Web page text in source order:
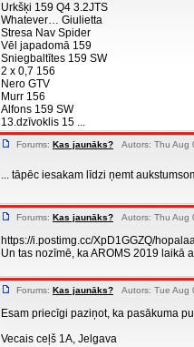
Urkšķi 159 Q4 3.2JTS
Whatever… Giulietta
Stresa Nav Spider
Vēl japadomā 159
Sniegbaltītes 159 SW
2 x 0,7 156
Nero GTV
Murr 156
Alfons 159 SW
13.dzīvoklis 15 ...
Forums: Kas jaunāks? Autors: Thu Aug
... tāpēc iesakam līdzi ņemt
Forums: Kas jaunāks? Autors: Thu Aug
https://i.postimg.cc/XpD1GGZQ/
Un tas nozīmē, ka AROMS 2019 laikā
Forums: Kas jaunāks? Autors: Tue Aug
Esam priecīgi paziņot, ka pasākuma
Vecais ceļš 1A, Jelgava